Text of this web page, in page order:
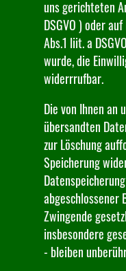
uns gerichteten
DSGVO ) oder
Abs.1 liit. a
wurde, die
widerrrufbar.
Die von Ihnen an
übersandten
zur Löschung
Speicherung
abgeschlossener
Zwingende
insbesondere
- bleiben